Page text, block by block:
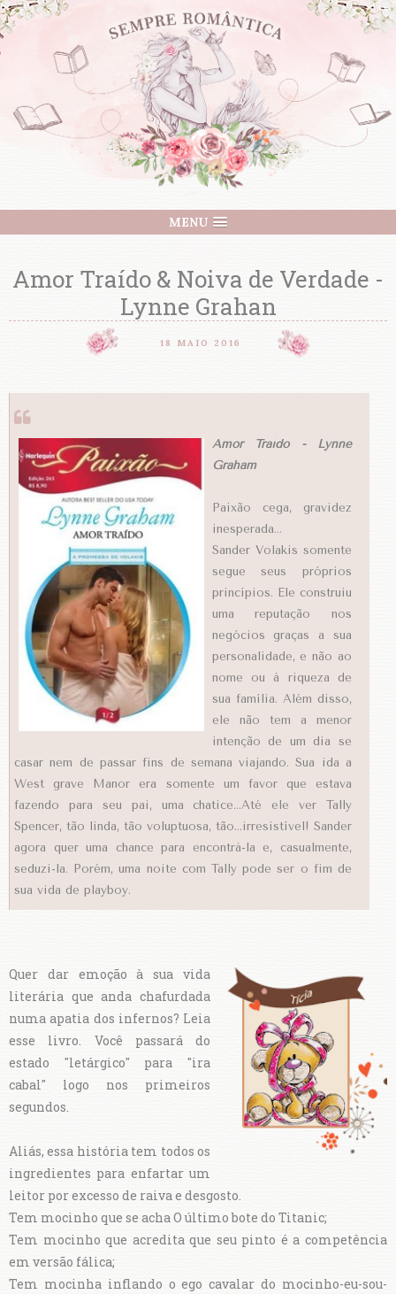
MENU
Amor Traído & Noiva de Verdade -
Lynne Grahan
18 MAIO 2016
Amor Traído - Lynne
Graham
Paixão cega, gravidez
inesperada…
Sander Volakis somente
segue seus próprios
princípios. Ele construiu
uma reputação nos
negócios graças a sua
personalidade, e não ao
nome ou à riqueza de
sua família. Além disso,
ele não tem a menor
intenção de um dia se
casar nem de passar fins de semana viajando. Sua ida a
West grave Manor era somente um favor que estava
fazendo para seu pai, uma chatice…Até ele ver Tally
Spencer, tão linda, tão voluptuosa, tão…irresistível! Sander
agora quer uma chance para encontrá-la e, casualmente,
seduzi-la. Porém, uma noite com Tally pode ser o fim de
sua vida de playboy.
Quer dar emoção à sua vida
literária que anda chafurdada
numa apatia dos infernos? Leia
esse livro. Você passará do
estado "letárgico" para "ira
cabal" logo nos primeiros
segundos.
Aliás, essa história tem todos os
ingredientes para enfartar um
leitor por excesso de raiva e desgosto.
Tem mocinho que se acha O último bote do Titanic;
Tem mocinho que acredita que seu pinto é a competência
em versão fálica;
Tem mocinha inflando o ego cavalar do mocinho-eu-sou-